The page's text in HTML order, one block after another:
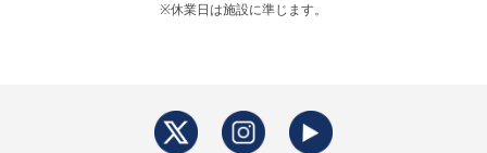
※休業日は施設に準じます。